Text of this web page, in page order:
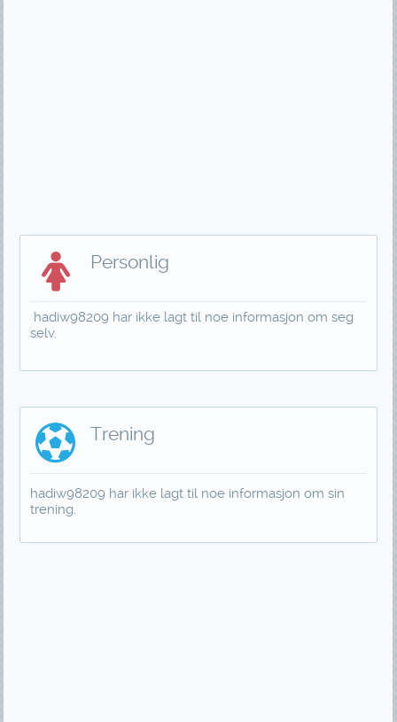
Personlig
hadiw98209 har ikke lagt til noe informasjon om seg
selv.
Trening
hadiw98209 har ikke lagt til noe informasjon om sin
trening.